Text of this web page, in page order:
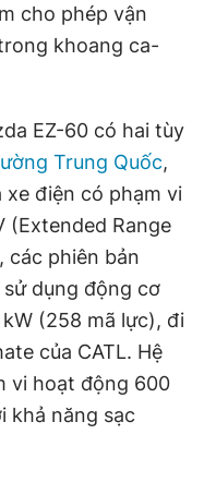
cho phép vận
khoang ca-
EZ-60 có hai tùy
Trung Quốc,
xe điện có phạm vi
(Extended Range
các phiên bản
dụng động cơ
(258 mã lực), đi
của CATL. Hệ
vi hoạt động 600
khả năng sạc